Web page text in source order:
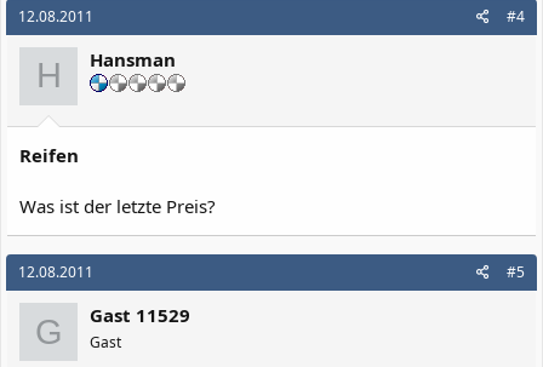
12.08.2011 #4
H Hansman
Reifen
Was ist der letzte Preis?
12.08.2011 #5
G Gast 11529
Gast